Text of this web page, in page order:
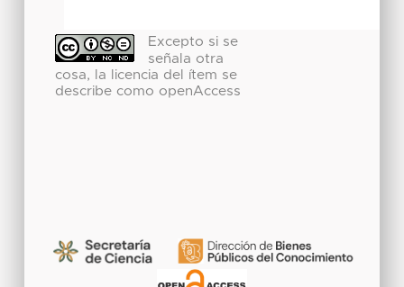
Excepto si se
señala otra
cosa, la licencia del ítem se
describe como openAccess